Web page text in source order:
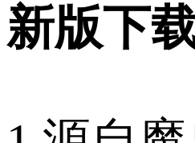
新版下